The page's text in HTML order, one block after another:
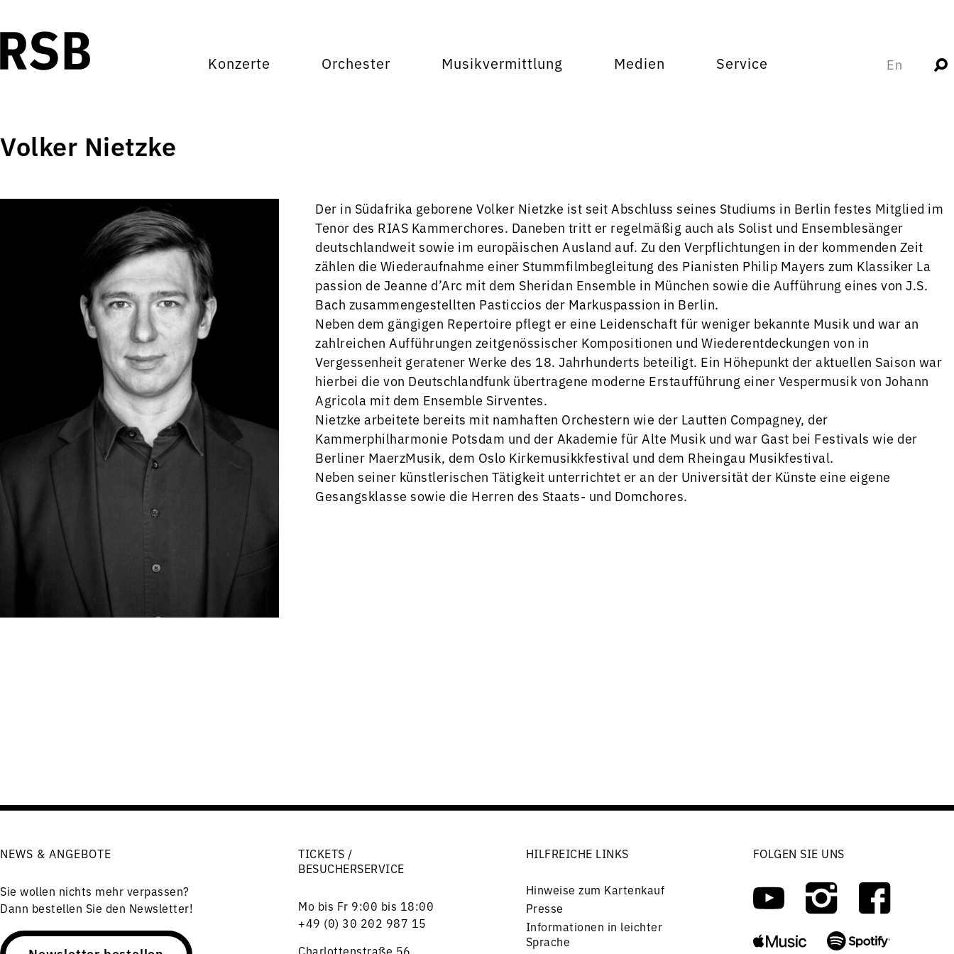
Konzerte Orchester Musikvermittlung Medien Service En
Volker Nietzke
Der in Südafrika geborene Volker Nietzke ist seit Abschluss seines Studiums in Berlin festes Mitglied im
Tenor des RIAS Kammerchores. Daneben tritt er regelmäßig auch als Solist und Ensemblesänger
deutschlandweit sowie im europäischen Ausland auf. Zu den Verpflichtungen in der kommenden Zeit
zählen die Wiederaufnahme einer Stummfilmbegleitung des Pianisten Philip Mayers zum Klassiker La
passion de Jeanne d’Arc mit dem Sheridan Ensemble in München sowie die Aufführung eines von J.S.
Bach zusammengestellten Pasticcios der Markuspassion in Berlin.
Neben dem gängigen Repertoire pflegt er eine Leidenschaft für weniger bekannte Musik und war an
zahlreichen Aufführungen zeitgenössischer Kompositionen und Wiederentdeckungen von in
Vergessenheit geratener Werke des 18. Jahrhunderts beteiligt. Ein Höhepunkt der aktuellen Saison war
hierbei die von Deutschlandfunk übertragene moderne Erstaufführung einer Vespermusik von Johann
Agricola mit dem Ensemble Sirventes.
Nietzke arbeitete bereits mit namhaften Orchestern wie der Lautten Compagney, der
Kammerphilharmonie Potsdam und der Akademie für Alte Musik und war Gast bei Festivals wie der
Berliner MaerzMusik, dem Oslo Kirkemusikkfestival und dem Rheingau Musikfestival.
Neben seiner künstlerischen Tätigkeit unterrichtet er an der Universität der Künste eine eigene
Gesangsklasse sowie die Herren des Staats- und Domchores.
NEWS & ANGEBOTE
Sie wollen nichts mehr verpassen?
Dann bestellen Sie den Newsletter!
TICKETS /
BESUCHERSERVICE
Mo bis Fr 9:00 bis 18:00
+49 (0) 30 202 987 15
Charlottenstraße 56
HILFREICHE LINKS
Hinweise zum Kartenkauf
Presse
Informationen in leichter
Sprache
FOLGEN SIE UNS